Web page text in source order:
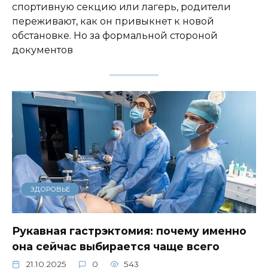
спортивную секцию или лагерь, родители
переживают, как он привыкнет к новой
обстановке. Но за формальной стороной
документов
ЗДОРОВЬЕ
Рукавная гастрэктомия: почему именно
она сейчас выбирается чаще всего
21.10.2025 0 543